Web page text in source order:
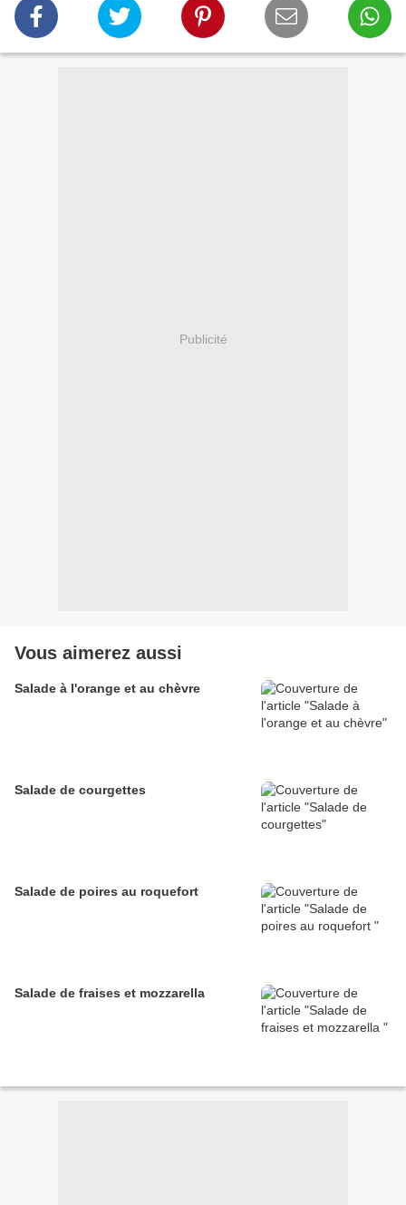
Publicité
Vous aimerez aussi
Salade à l'orange et au chèvre
Salade de courgettes
Salade de poires au roquefort
Salade de fraises et mozzarella